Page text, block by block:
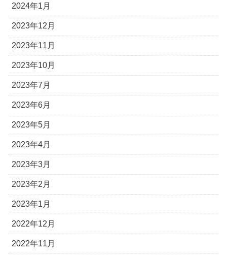
2024年1月
2023年12月
2023年11月
2023年10月
2023年7月
2023年6月
2023年5月
2023年4月
2023年3月
2023年2月
2023年1月
2022年12月
2022年11月